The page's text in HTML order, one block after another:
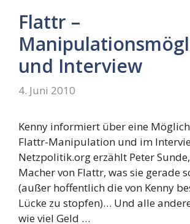
Flattr –
und Interview
4. Juni 2010
Kenny informiert über eine
Flattr-Manipulation und im
Netzpolitik.org erzählt Peter
Macher von Flattr, was sie gerade
(außer hoffentlich die von Kenny
Lücke zu stopfen)… Und alle
wie viel Geld …